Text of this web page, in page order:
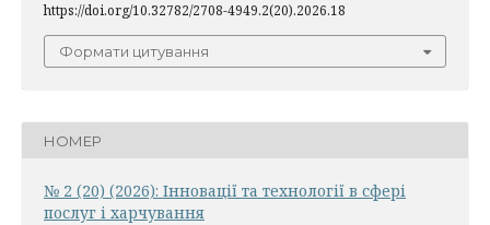
https://doi.org/10.32782/2708-4949.2(20).2026.18
Формати цитування
НОМЕР
№ 2 (20) (2026): Інновації та технології в сфері
послуг і харчування